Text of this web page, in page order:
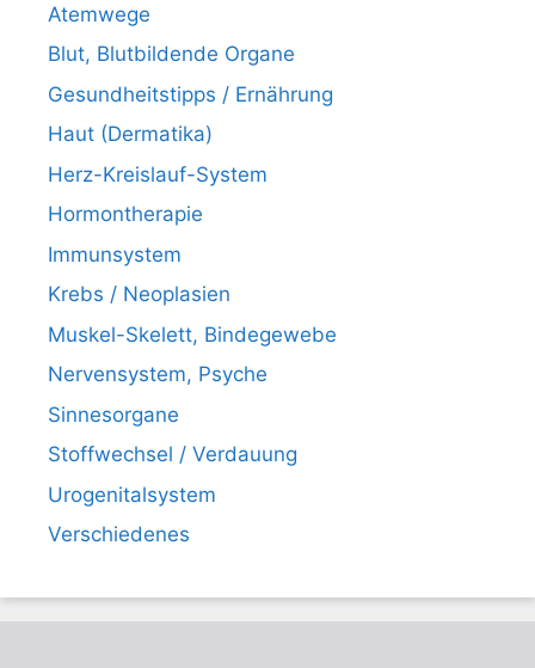
Atemwege
Blut, Blutbildende Organe
Gesundheitstipps / Ernährung
Haut (Dermatika)
Herz-Kreislauf-System
Hormontherapie
Immunsystem
Krebs / Neoplasien
Muskel-Skelett, Bindegewebe
Nervensystem, Psyche
Sinnesorgane
Stoffwechsel / Verdauung
Urogenitalsystem
Verschiedenes